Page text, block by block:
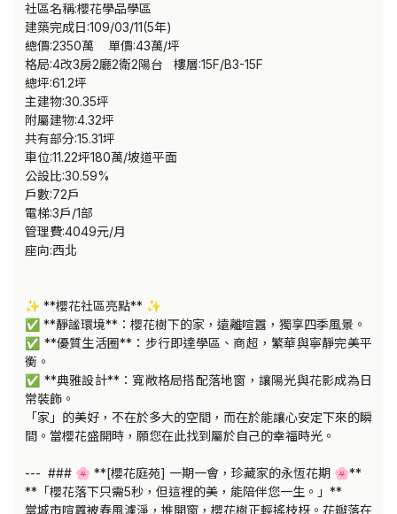
社區名稱:櫻花學品學區
建築完成日:109/03/11(5年)
總價:2350萬    單價:43萬/坪
格局:4改3房2廳2衛2陽台   樓層:15F/B3-15F
總坪:61.2坪
主建物:30.35坪
附屬建物:4.32坪
共有部分:15.31坪
車位:11.22坪180萬/坡道平面
公設比:30.59%
戶數:72戶
電梯:3戶/1部
管理費:4049元/月
座向:西北
✨ **櫻花社區亮點** ✨
✅ **靜謐環境**：櫻花樹下的家，遠離喧囂，獨享四季風景。
✅ **優質生活圈**：步行即達學區、商超，繁華與寧靜完美平
衡。
✅ **典雅設計**：寬敞格局搭配落地窗，讓陽光與花影成為日
常裝飾。
「家」的美好，不在於多大的空間，而在於能讓心安定下來的瞬
間。當櫻花盛開時，願您在此找到屬於自己的幸福時光。
---  ### 🌸 **[櫻花庭苑] 一期一會，珍藏家的永恆花期 🌸**
**「櫻花落下只需5秒，但這裡的美，能陪伴您一生。」**
當城市喧囂被春風濾淨，推開窗，櫻花樹正輕搖枝枒。花瓣落在